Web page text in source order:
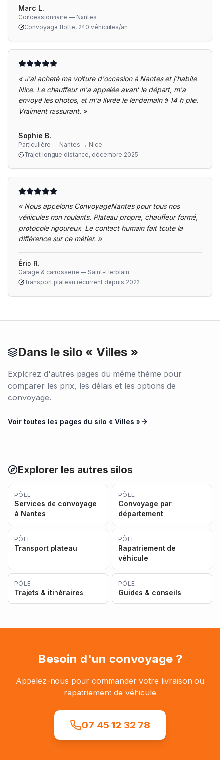
Marc L.
Concessionnaire — Nantes
Convoyage flotte, 240 véhicules/an
« J'ai acheté ma voiture d'occasion à Nantes et j'habite
Nice. Le chauffeur m'a appelée avant le départ, m'a
envoyé les photos, et m'a livrée le lendemain à 14 h pile.
Vraiment rassurant. »
Sophie B.
Particulière — Nantes → Nice
Trajet longue distance, décembre 2025
« Nous appelons ConvoyageNantes pour tous nos
véhicules non roulants. Plateau propre, chauffeur formé,
protocole rigoureux. Le contact humain fait toute la
différence sur ce métier. »
Éric R.
Garage & carrosserie — Saint-Herblain
Transport plateau récurrent depuis 2022
Dans le silo « Villes »
Explorez d'autres pages du même thème pour
comparer les prix, les délais et les options de
convoyage.
Voir toutes les pages du silo « Villes »
Explorer les autres silos
PÔLE
Services de convoyage
à Nantes
PÔLE
Convoyage par
département
PÔLE
Transport plateau
PÔLE
Rapatriement de
véhicule
PÔLE
Trajets & itinéraires
PÔLE
Guides & conseils
Besoin d'un convoyage ?
Appelez-nous pour commander votre livraison ou
rapatriement de véhicule
07 45 12 32 78